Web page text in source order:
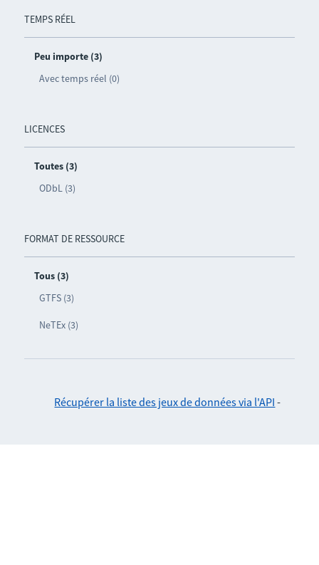
TEMPS RÉEL
Peu importe (3)
Avec temps réel (0)
LICENCES
Toutes (3)
ODbL (3)
FORMAT DE RESSOURCE
Tous (3)
GTFS (3)
NeTEx (3)
Récupérer la liste des jeux de données via l'API -